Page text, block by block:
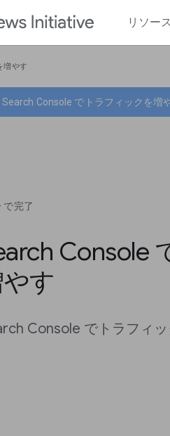
リソース
増やす
Search Console でトラフィックを増
で完了
Console
す
Console でトラフィ